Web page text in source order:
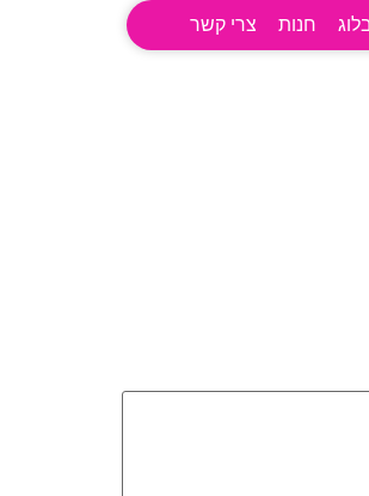
חנות צרי קשר